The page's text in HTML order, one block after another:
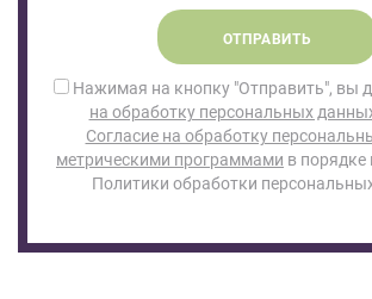
ОТПРАВИТЬ
Нажимая на кнопку "Отправить", вы
на обработку персональных
Согласие на обработку
метрическими программами в порядке
Политики обработки